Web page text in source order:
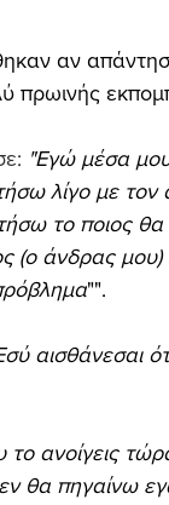
αν
πρωινής
"Εγώ μέσα
λίγο με
το ποιος θα
(ο άνδρας
"".
αισθάνεσαι
το ανοίγεις
θα πηγαίνω